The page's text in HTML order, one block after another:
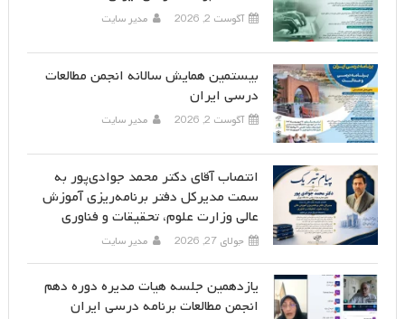
آگوست 2, 2026 مدیر سایت
بیستمین همایش سالانه انجمن مطالعات
درسی ایران
آگوست 2, 2026 مدیر سایت
انتصاب آقای دکتر محمد جوادی‌پور به
سمت مدیرکل دفتر برنامه‌ریزی آموزش
عالی وزارت علوم، تحقیقات و فناوری
جولای 27, 2026 مدیر سایت
یازدهمین جلسه هیات مدیره دوره دهم
انجمن مطالعات برنامه درسی ایران